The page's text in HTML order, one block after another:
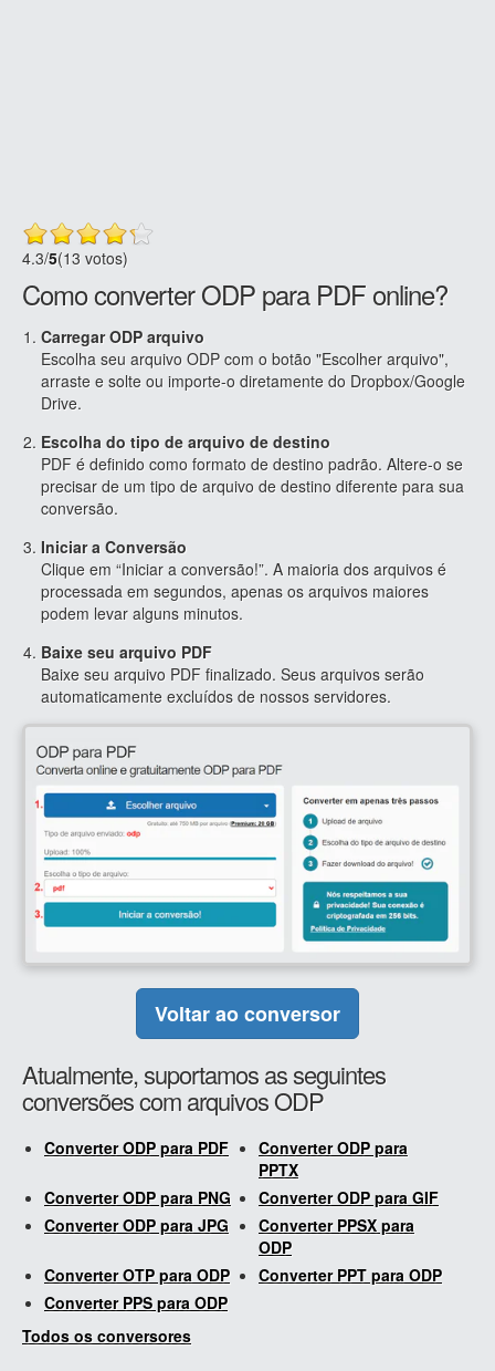
4.3/5(13 votos)
Como converter ODP para PDF online?
Carregar ODP arquivo
Escolha seu arquivo ODP com o botão "Escolher arquivo",
arraste e solte ou importe-o diretamente do Dropbox/Google
Drive.
Escolha do tipo de arquivo de destino
PDF é definido como formato de destino padrão. Altere-o se
precisar de um tipo de arquivo de destino diferente para sua
conversão.
Iniciar a Conversão
Clique em “Iniciar a conversão!”. A maioria dos arquivos é
processada em segundos, apenas os arquivos maiores
podem levar alguns minutos.
Baixe seu arquivo PDF
Baixe seu arquivo PDF finalizado. Seus arquivos serão
automaticamente excluídos de nossos servidores.
Voltar ao conversor
Atualmente, suportamos as seguintes
conversões com arquivos ODP
Converter ODP para PDF
Converter ODP para
PPTX
Converter ODP para PNG
Converter ODP para GIF
Converter ODP para JPG
Converter PPSX para
ODP
Converter OTP para ODP
Converter PPT para ODP
Converter PPS para ODP
Todos os conversores